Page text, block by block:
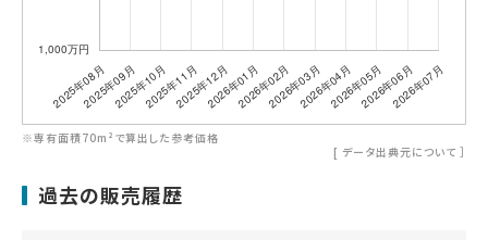
※専有面積70m²で算出した参考価格
[ データ出典元について ］
過去の販売履歴